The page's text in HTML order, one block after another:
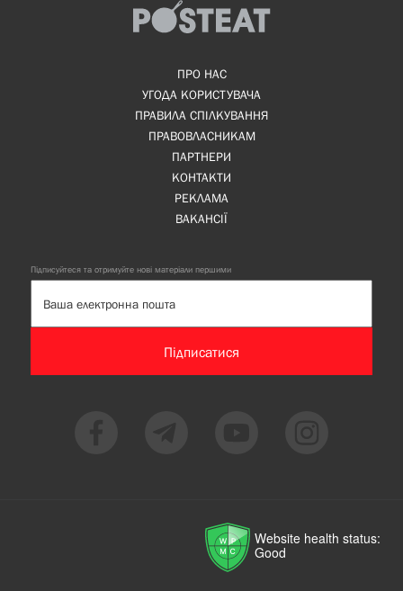
ПРО НАС
УГОДА КОРИСТУВАЧА
ПРАВИЛА СПІЛКУВАННЯ
ПРАВОВЛАСНИКАМ
ПАРТНЕРИ
КОНТАКТИ
РЕКЛАМА
ВАКАНСІЇ
Підписуйтеся та отримуйте нові матеріали першими
Підписатися
Website health status:
Good